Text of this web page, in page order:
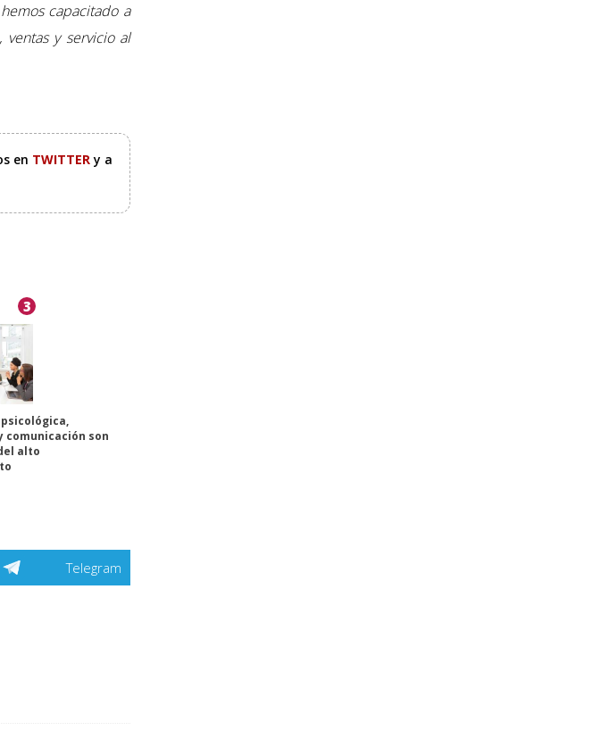
capacitado a
ventas y servicio al
en TWITTERy a
3
comunicación son
alto
Telegram